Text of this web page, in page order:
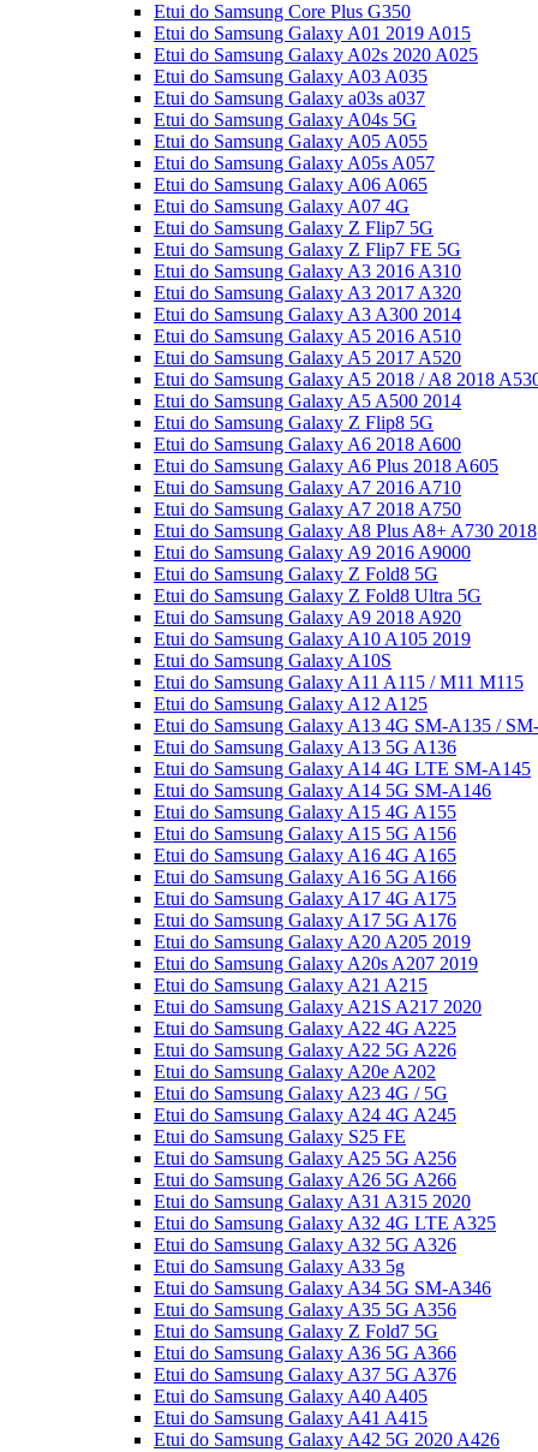
Etui do Samsung Core Plus G350
Etui do Samsung Galaxy A01 2019 A015
Etui do Samsung Galaxy A02s 2020 A025
Etui do Samsung Galaxy A03 A035
Etui do Samsung Galaxy a03s a037
Etui do Samsung Galaxy A04s 5G
Etui do Samsung Galaxy A05 A055
Etui do Samsung Galaxy A05s A057
Etui do Samsung Galaxy A06 A065
Etui do Samsung Galaxy A07 4G
Etui do Samsung Galaxy Z Flip7 5G
Etui do Samsung Galaxy Z Flip7 FE 5G
Etui do Samsung Galaxy A3 2016 A310
Etui do Samsung Galaxy A3 2017 A320
Etui do Samsung Galaxy A3 A300 2014
Etui do Samsung Galaxy A5 2016 A510
Etui do Samsung Galaxy A5 2017 A520
Etui do Samsung Galaxy A5 2018 / A8 2018
Etui do Samsung Galaxy A5 A500 2014
Etui do Samsung Galaxy Z Flip8 5G
Etui do Samsung Galaxy A6 2018 A600
Etui do Samsung Galaxy A6 Plus 2018 A605
Etui do Samsung Galaxy A7 2016 A710
Etui do Samsung Galaxy A7 2018 A750
Etui do Samsung Galaxy A8 Plus A8+ A730 2018
Etui do Samsung Galaxy A9 2016 A9000
Etui do Samsung Galaxy Z Fold8 5G
Etui do Samsung Galaxy Z Fold8 Ultra 5G
Etui do Samsung Galaxy A9 2018 A920
Etui do Samsung Galaxy A10 A105 2019
Etui do Samsung Galaxy A10S
Etui do Samsung Galaxy A11 A115 / M11 M115
Etui do Samsung Galaxy A12 A125
Etui do Samsung Galaxy A13 4G SM-A135 /
Etui do Samsung Galaxy A13 5G A136
Etui do Samsung Galaxy A14 4G LTE SM-A145
Etui do Samsung Galaxy A14 5G SM-A146
Etui do Samsung Galaxy A15 4G A155
Etui do Samsung Galaxy A15 5G A156
Etui do Samsung Galaxy A16 4G A165
Etui do Samsung Galaxy A16 5G A166
Etui do Samsung Galaxy A17 4G A175
Etui do Samsung Galaxy A17 5G A176
Etui do Samsung Galaxy A20 A205 2019
Etui do Samsung Galaxy A20s A207 2019
Etui do Samsung Galaxy A21 A215
Etui do Samsung Galaxy A21S A217 2020
Etui do Samsung Galaxy A22 4G A225
Etui do Samsung Galaxy A22 5G A226
Etui do Samsung Galaxy A20e A202
Etui do Samsung Galaxy A23 4G / 5G
Etui do Samsung Galaxy A24 4G A245
Etui do Samsung Galaxy S25 FE
Etui do Samsung Galaxy A25 5G A256
Etui do Samsung Galaxy A26 5G A266
Etui do Samsung Galaxy A31 A315 2020
Etui do Samsung Galaxy A32 4G LTE A325
Etui do Samsung Galaxy A32 5G A326
Etui do Samsung Galaxy A33 5g
Etui do Samsung Galaxy A34 5G SM-A346
Etui do Samsung Galaxy A35 5G A356
Etui do Samsung Galaxy Z Fold7 5G
Etui do Samsung Galaxy A36 5G A366
Etui do Samsung Galaxy A37 5G A376
Etui do Samsung Galaxy A40 A405
Etui do Samsung Galaxy A41 A415
Etui do Samsung Galaxy A42 5G 2020 A426